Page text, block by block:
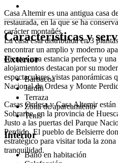
Casa Altemir es una antigua casa
restaurada, en la que se ha
carácter montañés.
La casa está distribuida en 3
encontrar un amplio y moderno
clientes una estancia perfecta y
alojamientos destacan por su
espectaculares vistas panorámicas
Nacional de Ordesa y Monte
Casas Ordesa y Casa Altemir
Sobrarbe, en la provincia de
Justo a las puertas del Parque
Perdido. El pueblo de Belsierre
estratégico para visitar toda la
tranquilidad.
Características y
Exterior
Barbacoa
Jardín
Terraza
Zona de aparcamiento
Tenis
Interior
Baño en habitación